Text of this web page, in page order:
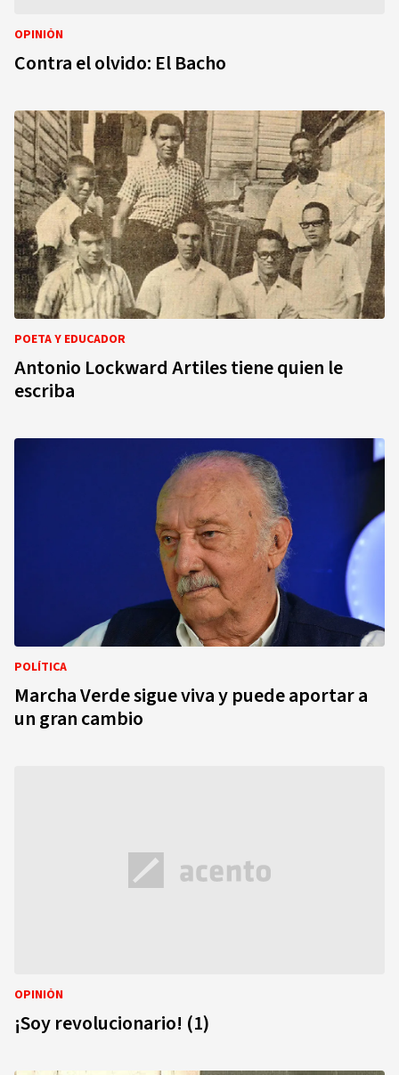
OPINIÓN
Contra el olvido: El Bacho
POETA Y EDUCADOR
Antonio Lockward Artiles tiene quien le
escriba
POLÍTICA
Marcha Verde sigue viva y puede aportar a
un gran cambio
OPINIÓN
¡Soy revolucionario! (1)